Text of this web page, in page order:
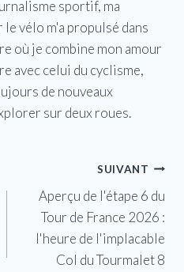
sportif, ma
le vélo m'a propulsé dans
où je combine mon amour
avec celui du cyclisme,
de nouveaux
sur deux roues.
SUIVANT
Aperçu de l'étape 6 du
Tour de France 2026 :
l'heure de l'implacable
Col du Tourmalet 8